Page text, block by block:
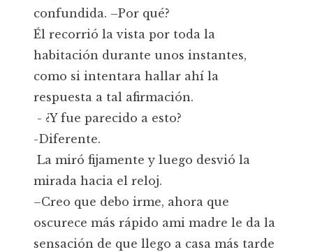
confundida. –Por qué?
Él recorrió la vista por toda la
habitación durante unos instantes,
como si intentara hallar ahí la
respuesta a tal afirmación.
- ¿Y fue parecido a esto?
-Diferente.
La miró fijamente y luego desvió la
mirada hacia el reloj.
–Creo que debo irme, ahora que
oscurece más rápido ami madre le da la
sensación de que llego a casa más tarde